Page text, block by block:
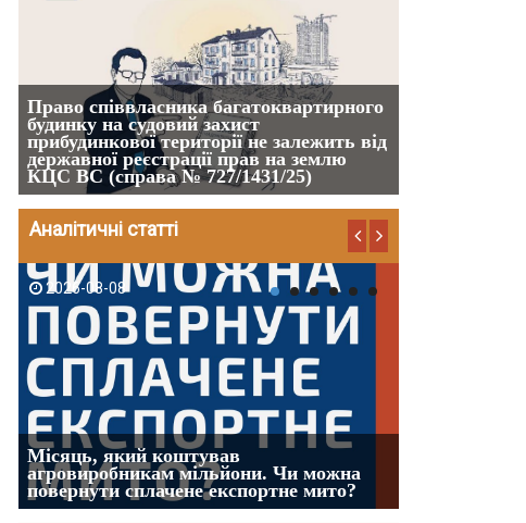
Право співвласника багатоквартирного
будинку на судовий захист
прибудинкової території не залежить від
державної реєстрації прав на землю
КЦС ВС (справа № 727/1431/25)
Аналітичні статті
2026-08-08
Місяць, який коштував
агровиробникам мільйони. Чи можна
повернути сплачене експортне мито?